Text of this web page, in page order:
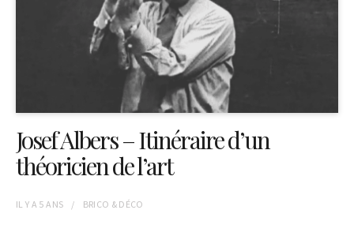
Josef Albers – Itinéraire d’un
théoricien de l’art
IL Y A 5 ANS BRICO & DÉCO